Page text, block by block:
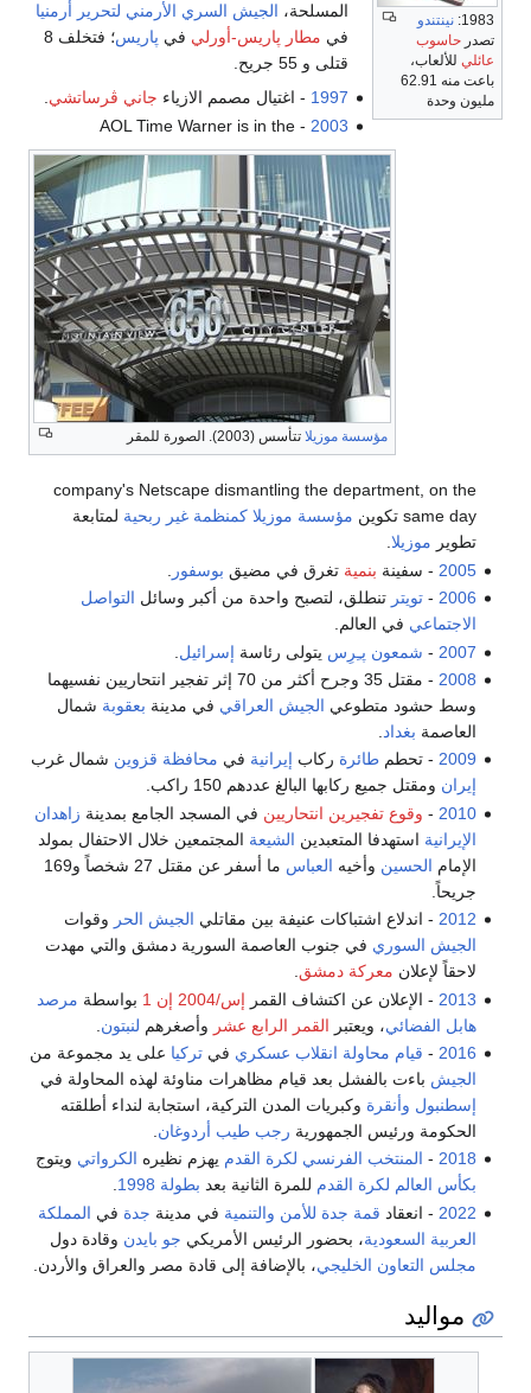
1983: نينتندو
تصدر حاسوب
عائلي للألعاب،
باعت منه 62.91
مليون وحدة
مؤسسة موزيلا تتأسس (2003). الصورة للمقر
المسلحة، الجيش السري الأرمني لتحرير أرمنيا
في مطار پاريس-أورلي في پاريس
؛ فتخلف 8
قتلى و 55 جريح.
1997 - اغتيال مصمم الازياء جاني ڤرساتشي.
2003
- AOL Time Warner is in the
company's Netscape dismantling the department, on the
same day تكوين
مؤسسة موزيلا كمنظمة غير ربحية لمتابعة
تطوير موزيلا.
2005 - سفينة بنمية تغرق في مضيق بوسفور
2006
-تويتر تنطلق، لتصبح واحدة من أكبر وسائل التواصل
الاجتماعي في العالم.
2007
- شمعون پـِرِس يتولى رئاسة إسرائيل
2008
- مقتل 35 وجرح أكثر من 70 إثر تفجير انتحاريين نفسيهما
وسط حشود متطوعي الجيش العراقي في مدينة بعقوبة شمال
العاصمة بغداد
2009 - تحطمطائرة ركاب إيرانية في محافظة قزوين شمال غرب
إيران ومقتل جميع ركابها البالغ عددهم 150 راكب.
2010
- وقوع تفجيرين انتحاريين في المسجد الجامع بمدينة زاهدان
الإيرانية استهدفا المتعبدين الشيعة المجتمعين خلال الاحتفال بمولد
الإمام الحسين وأخيه العباس
ما أسفر عن مقتل 27 شخصاً و169
جريحاً.
2012 - اندلاع اشتباكات عنيفة بين مقاتلي الجيش الحر وقوات
الجيش السوري في جنوب العاصمة السورية دمشق والتي مهدت
لاحقاً لإعلان معركة دمشق
2013 - الإعلان عن اكتشاف القمر إس/2004 إن 1 بواسطة مرصد
هابل الفضائي، ويعتبر القمر الرابع عشر وأصغرهم لنبتون
2016
- قيام محاولة انقلاب عسكري فيتركيا على يد مجموعة من
الجيش باءت بالفشل بعد قيام مظاهرات مناوئة لهذه المحاولة في
إسطنبول وأنقرة وكبريات المدن التركية، استجابة لنداء أطلقته
الحكومة ورئيس الجمهورية رجب طيب أردوغان
2018
- المنتخب الفرنسي لكرة القدم يهزم نظيره الكرواتي ويتوج
بكأس العالم لكرة القدم للمرة الثانية بعد بطولة 1998
.
2022 - انعقاد قمة جدة للأمن والتنمية في مدينة جدة في المملكة
العربية السعودية، بحضور الرئيس الأمريكي جو بايدن وقادة دول
مجلس التعاون الخليجي، بالإضافة إلى قادة مصر والعراق والأردن.
مواليد